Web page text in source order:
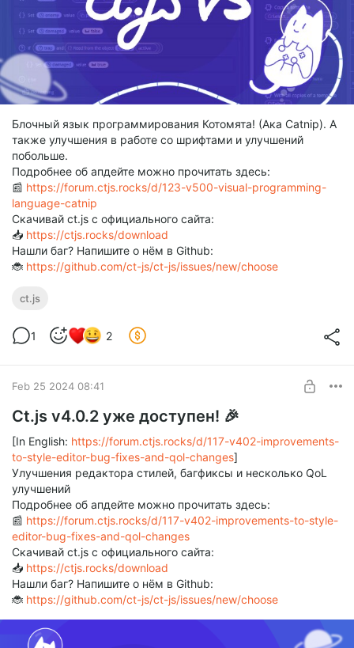
Блочный язык программирования Котомята! (Ака Catnip). А
также улучшения в работе со шрифтами и улучшений
побольше.
Подробнее об апдейте можно прочитать здесь:
📰 https://forum.ctjs.rocks/d/123-v500-visual-programming-
language-catnip
Скачивай ct.js с официального сайта:
📥 https://ctjs.rocks/download
Нашли баг? Напишите о нём в Github:
🐞 https://github.com/ct-js/ct-js/issues/new/choose
ct.js
1 2
Feb 25 2024 08:41
Ct.js v4.0.2 уже доступен! 🎉
[In English: https://forum.ctjs.rocks/d/117-v402-improvements-
to-style-editor-bug-fixes-and-qol-changes]
Улучшения редактора стилей, багфиксы и несколько QoL
улучшений
Подробнее об апдейте можно прочитать здесь:
📰 https://forum.ctjs.rocks/d/117-v402-improvements-to-style-
editor-bug-fixes-and-qol-changes
Скачивай ct.js с официального сайта:
📥 https://ctjs.rocks/download
Нашли баг? Напишите о нём в Github:
🐞 https://github.com/ct-js/ct-js/issues/new/choose